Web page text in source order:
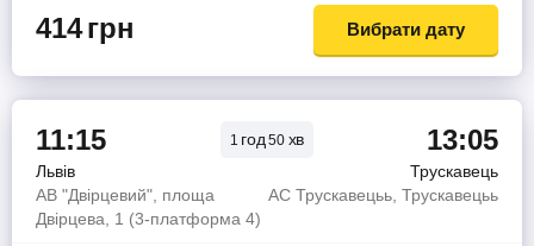
414грн Вибрати дату
11:15 1 год50 хв 13:05
Львів
Трускавець
АВ "Двірцевий", площа
Двірцева, 1 (3-платформа 4)
АС Трускавецьь, Трускавецьь